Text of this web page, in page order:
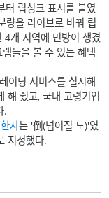
터 립싱크 표시를 붙였
량을 라이브로 바꿔 립
4개 지역에 민방이 생겼
들을 볼 수 있는 혜택
이딩 서비스를 실시해
해 줬고, 국내 고령기업
.
자는 '倒(넘어질 도)'였
지정했다.